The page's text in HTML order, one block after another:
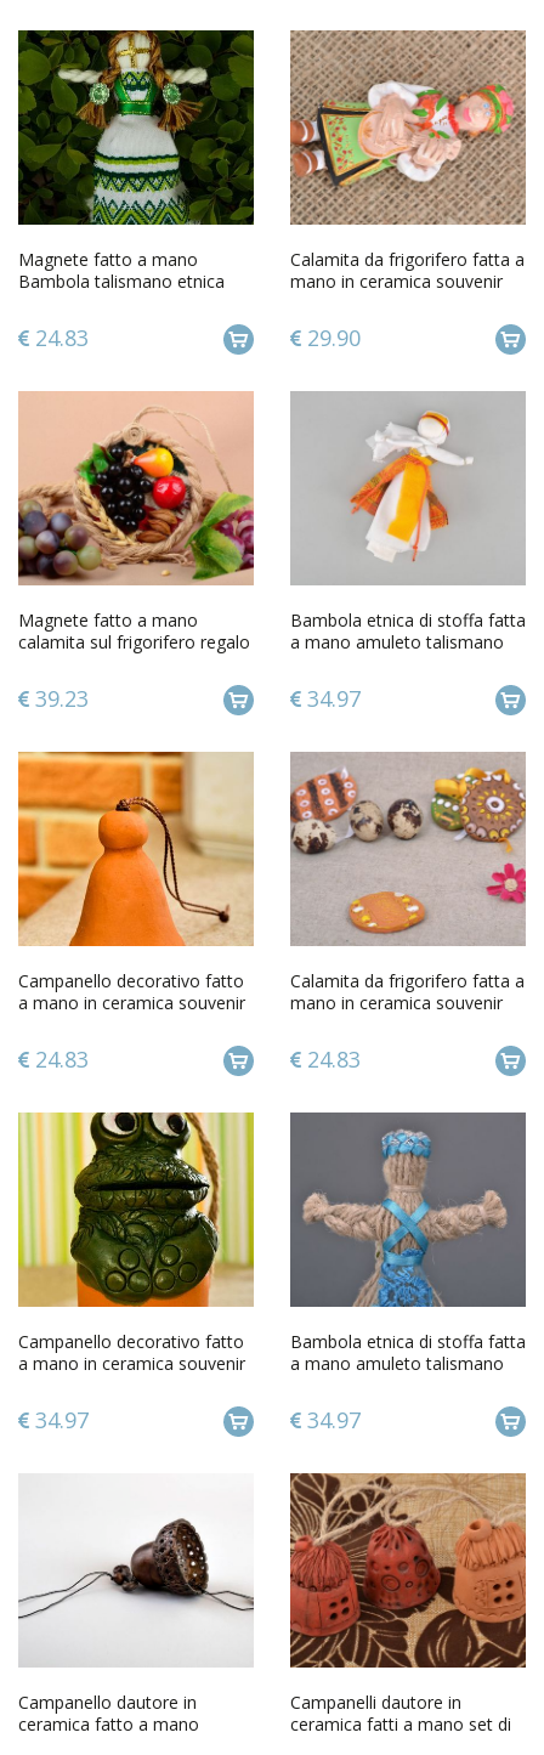
Magnete fatto a mano
Bambola talismano etnica
24.83
Calamita da frigorifero fatta a
mano in ceramica souvenir
29.90
Magnete fatto a mano
calamita sul frigorifero regalo
39.23
Bambola etnica di stoffa fatta
a mano amuleto talismano
34.97
Campanello decorativo fatto
a mano in ceramica souvenir
24.83
Calamita da frigorifero fatta a
mano in ceramica souvenir
24.83
Campanello decorativo fatto
a mano in ceramica souvenir
34.97
Bambola etnica di stoffa fatta
a mano amuleto talismano
34.97
Campanello dautore in
ceramica fatto a mano
Campanelli dautore in
ceramica fatti a mano set di